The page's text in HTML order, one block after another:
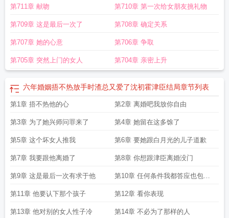
第711章 献吻 第710章 第一次给女朋友挑礼物
第709章 这是最后一次了 第708章 确定关系
第707章 她的心意 第706章 争取
第705章 突然上门的女人 第704章 亲密上升
六年婚姻捂不热放手时渣总又爱了沈初霍津臣结局章节列表
第1章 捂不热他的心 第2章 离婚吧我放你自由
第3章 为了她兴师问罪来了 第4章 她留在这多馀了
第5章 这个坏女人推我 第6章 要她跟白月光的儿子道歉
第7章 我要跟他离婚了 第8章 你想跟津臣离婚没门
第9章 这是最后一次有求于他 第10章 任何条件我都答应也包括
离婚
第11章 他要认下那个孩子 第12章 看你表现
第13章 他对别的女人性子冷 第14章 不必为了那样的人